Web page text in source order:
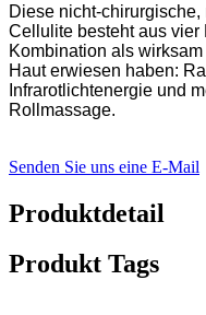
Diese nicht-
Cellulite besteht aus vier
Kombination als
Haut erwiesen haben:
Infrarotlichtenergie und
Rollmassage.
Senden Sie uns eine E-Mail
Produktdetail
Produkt Tags